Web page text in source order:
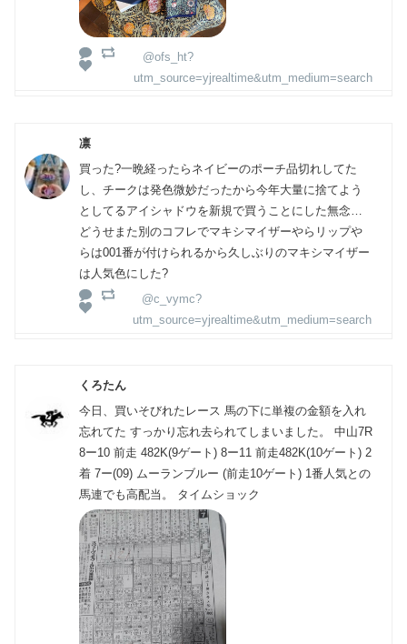
@ofs_ht?
utm_source=yjrealtime&utm_medium=search
凛
買った?一晩経ったらネイビーのポーチ品切れしてた
し、チークは発色微妙だったから今年大量に捨てよう
としてるアイシャドウを新規で買うことにした無念…
どうせまた別のコフレでマキシマイザーやらリップや
らは001番が付けられるから久しぶりのマキシマイザー
は人気色にした?
@c_vymc?
utm_source=yjrealtime&utm_medium=search
くろたん
今日、買いそびれたレース 馬の下に単複の金額を入れ
忘れてた すっかり忘れ去られてしまいました。 中山7R
8ー10 前走 482K(9ゲート) 8ー11 前走482K(10ゲート) 2
着 7ー(09) ムーランブルー (前走10ゲート) 1番人気との
馬連でも高配当。 タイムショック